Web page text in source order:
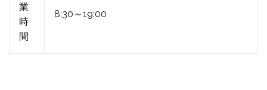
業
時
間
8:30～19:00